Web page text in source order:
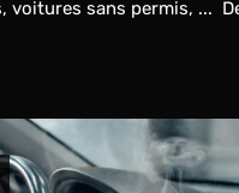
sans permis, ...